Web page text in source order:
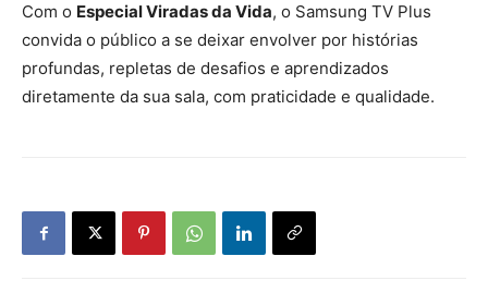
Com o Especial Viradas da Vida, o Samsung TV Plus
convida o público a se deixar envolver por histórias
profundas, repletas de desafios e aprendizados
diretamente da sua sala, com praticidade e qualidade.